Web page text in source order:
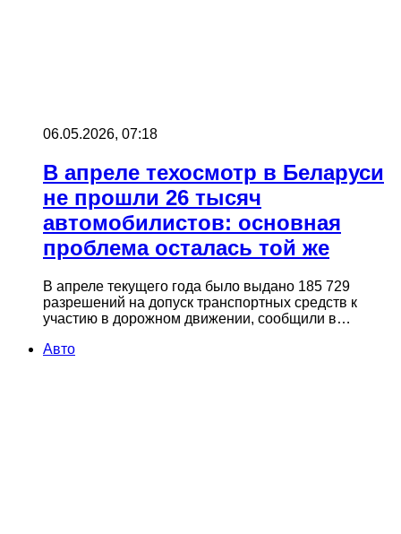
06.05.2026, 07:18
В апреле техосмотр в Беларуси
не прошли 26 тысяч
автомобилистов: основная
проблема осталась той же
В апреле текущего года было выдано 185 729
разрешений на допуск транспортных средств к
участию в дорожном движении, сообщили в…
Авто